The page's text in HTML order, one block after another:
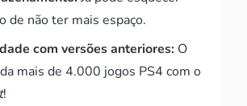
de não ter mais espaço.
com versões anteriores: O
mais de 4.000 jogos PS4 com o
!